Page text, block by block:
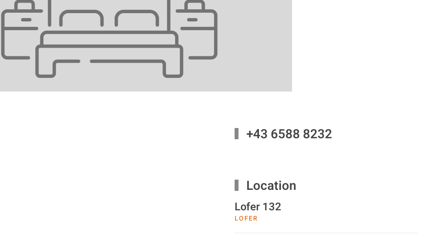
+43 6588 8232
Location
Lofer 132
LOFER